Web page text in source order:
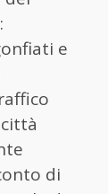
e
di